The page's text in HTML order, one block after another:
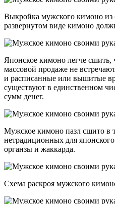
Выкройка мужского кимоно из
развернутом виде кимоно
Японское кимоно легче сшить,
массовой продаже не
и расписанные или вышитые
существуют в единственном
сумм денег.
Мужское кимоно пазл сшито в
нетрадиционных для
органзы и жаккарда.
Схема раскроя мужского